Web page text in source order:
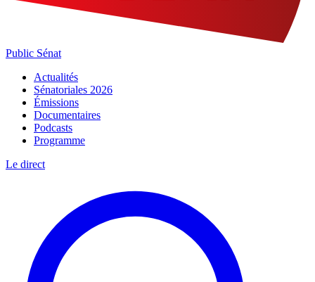
Public Sénat
Actualités
Sénatoriales 2026
Émissions
Documentaires
Podcasts
Programme
Le direct